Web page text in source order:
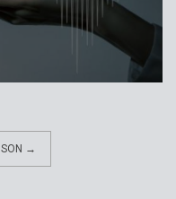
SON →